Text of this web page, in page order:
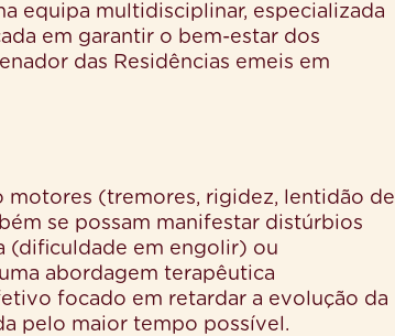
equipa multidisciplinar, especializada
em garantir o bem-estar dos
das Residências emeis em
motores (tremores, rigidez, lentidão de
se possam manifestar distúrbios
(dificuldade em engolir) ou
abordagem terapêutica
focado em retardar a evolução da
pelo maior tempo possível.